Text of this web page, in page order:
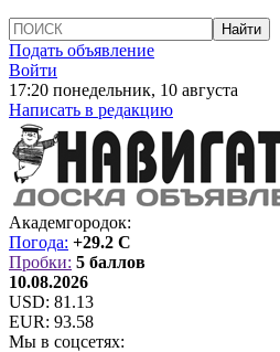
Подать объявление
Войти
17:20 понедельник, 10 августа
Написать в редакцию
Академгородок:
Погода: +29.2 C
Пробки: 5 баллов
10.08.2026
USD: 81.13
EUR: 93.58
Мы в соцсетях: